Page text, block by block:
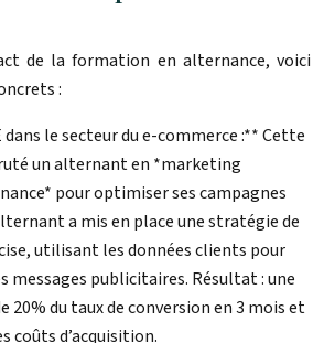
de la formation en alternance, voici
:
dans le secteur du e-commerce :** Cette
un alternant en *marketing
pour optimiser ses campagnes
a mis en place une stratégie de
utilisant les données clients pour
messages publicitaires. Résultat : une
20% du taux de conversion en 3 mois et
coûts d’acquisition.